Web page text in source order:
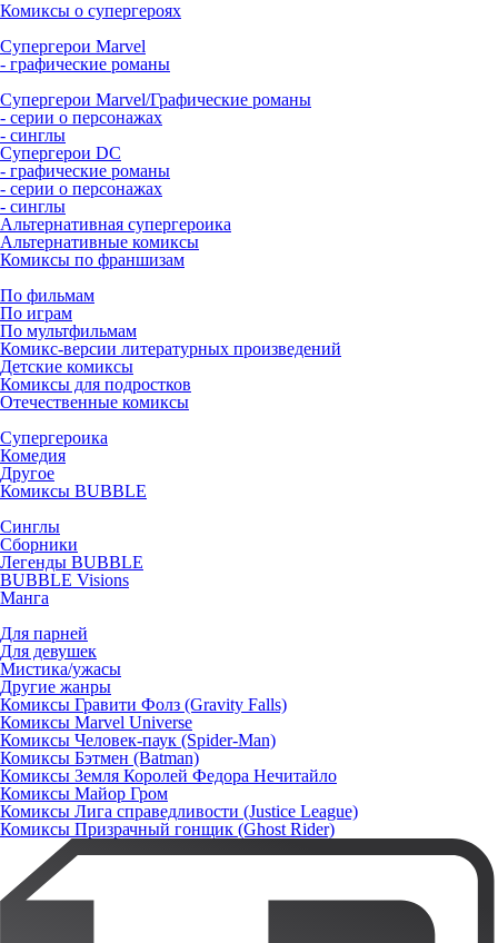
Комиксы о супергероях
Супергерои Marvel
- графические романы
Супергерои Marvel/Графические романы
- серии о персонажах
- синглы
Супергерои DC
- графические романы
- серии о персонажах
- синглы
Альтернативная супергероика
Альтернативные комиксы
Комиксы по франшизам
По фильмам
По играм
По мультфильмам
Комикс-версии литературных произведений
Детские комиксы
Комиксы для подростков
Отечественные комиксы
Супергероика
Комедия
Другое
Комиксы BUBBLE
Синглы
Сборники
Легенды BUBBLE
BUBBLE Visions
Манга
Для парней
Для девушек
Мистика/ужасы
Другие жанры
Комиксы Гравити Фолз (Gravity Falls)
Комиксы Marvel Universe
Комиксы Человек-паук (Spider-Man)
Комиксы Бэтмен (Batman)
Комиксы Земля Королей Федора Нечитайло
Комиксы Майор Гром
Комиксы Лига справедливости (Justice League)
Комиксы Призрачный гонщик (Ghost Rider)